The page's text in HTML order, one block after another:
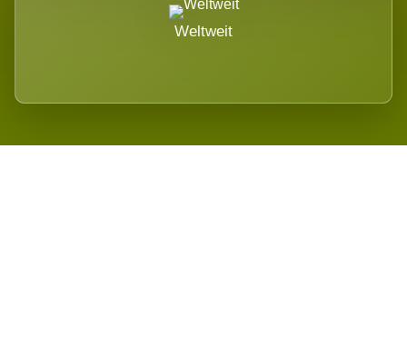
Weltweit